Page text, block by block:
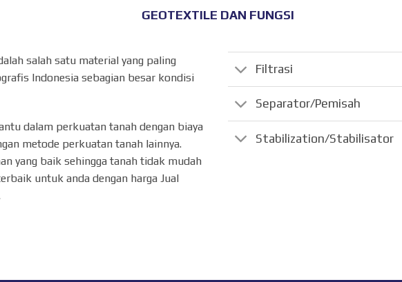
GEOTEXTILE DAN FUNGSI
salah satu material yang paling
Indonesia sebagian besar kondisi
dalam perkuatan tanah dengan biaya
metode perkuatan tanah lainnya.
yang baik sehingga tanah tidak mudah
untuk anda dengan harga Jual
Filtrasi
Separator/Pemisah
Stabilization/Stabilisator